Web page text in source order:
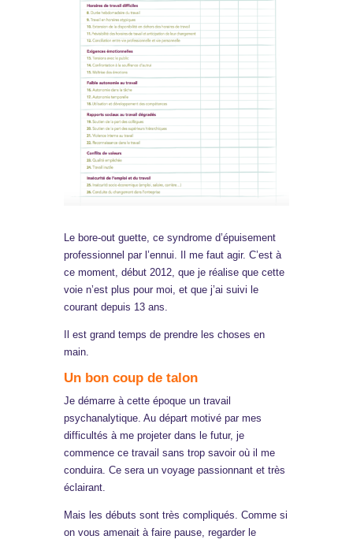
Le bore-out guette, ce syndrome d’épuisement
professionnel par l’ennui. Il me faut agir. C’est à
ce moment, début 2012, que je réalise que cette
voie n’est plus pour moi, et que j’ai suivi le
courant depuis 13 ans.
Il est grand temps de prendre les choses en
main.
Un bon coup de talon
Je démarre à cette époque un travail
psychanalytique. Au départ motivé par mes
difficultés à me projeter dans le futur, je
commence ce travail sans trop savoir où il me
conduira. Ce sera un voyage passionnant et très
éclairant.
Mais les débuts sont très compliqués. Comme si
on vous amenait à faire pause, regarder le